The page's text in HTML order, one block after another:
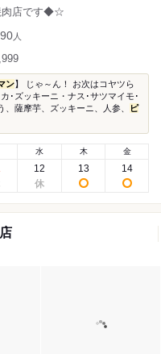
肉店です◆☆
人
ン】 じゃ～ん！ お次はコヤツら
･ズッキーニ・ナス･サツマイモ･
薩摩芋、ズッキーニ、人参、
ピ
水
12
木
13
金
14